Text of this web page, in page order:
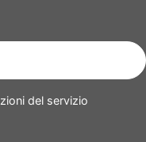
del servizio